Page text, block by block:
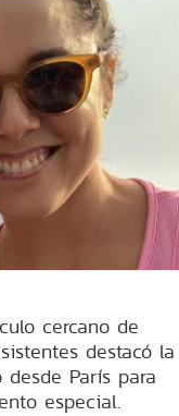
cercano de
destacó la
París para
especial.